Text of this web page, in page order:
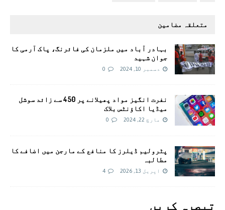
متعلقہ مضامین
بہادر آباد میں ملزمان کی فائرنگ، پاک آرمی کا
جوان شہید
دسمبر 10, 2024 0
نفرت انگیز مواد پھیلانے پر 450 سے زائد سوشل
میڈیا اکاؤنٹس بلاک
مارچ 22, 2024 0
پٹرولیم ڈیلرز کا منافع کے مارجن میں اضافے کا
مطالبہ
اپریل 13, 2026 4
تبصرہ کريں